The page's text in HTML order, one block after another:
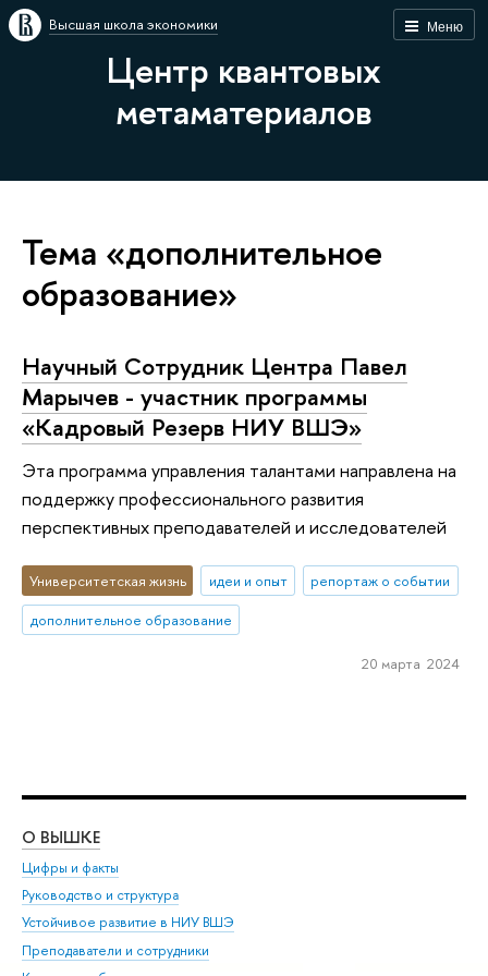
Меню
Высшая школа экономики
Центр квантовых
метаматериалов
Тема «дополнительное
образование»
Научный Сотрудник Центра Павел
Марычев - участник программы
«Кадровый Резерв НИУ ВШЭ»
Эта программа управления талантами направлена на
поддержку профессионального развития
перспективных преподавателей и исследователей
Университетская жизнь идеи и опыт
репортаж о событии
дополнительное образование
20 марта 2024
О ВЫШКЕ
Цифры и факты
Руководство и структура
Устойчивое развитие в НИУ ВШЭ
Преподаватели и сотрудники